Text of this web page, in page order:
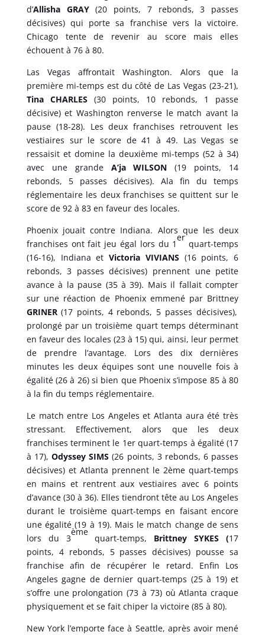
d’Allisha GRAY(20 points, 7 rebonds, 3 passes
décisives) qui porte sa franchise vers la victoire.
Chicago tente de revenir au score mais elles
échouent à 76 à 80.
Las Vegas affrontait Washington. Alors que la
première mi-temps est du côté de Las Vegas (23-21),
Tina CHARLES(30 points, 10 rebonds, 1 passe
décisive) et Washington renverse le match avant la
pause (18-28). Les deux franchises retrouvent les
vestiaires sur le score de 41 à 49. Las Vegas se
ressaisit et domine la deuxième mi-temps (52 à 34)
avec une grande A’ja WILSON(19 points, 14
rebonds, 5 passes décisives). Ala fin du temps
réglementaire les deux franchises se quittent sur le
score de 92 à 83 en faveur des locales.
Phoenix jouait contre Indiana. Alors que les deux
franchises ont fait jeu égal lors du 1
er
quart-temps
(16-16), Indiana etVictoria VIVIANS (16 points, 6
rebonds, 3 passes décisives) prennent une petite
avance à la pause (35 à 39). Mais il fallait compter
sur une réaction de Phoenix emmené par Brittney
GRINER(17 points, 4 rebonds, 5 passes décisives),
prolongé par un troisième quart temps déterminant
en faveur des locales (23 à 15) qui, ainsi, leur permet
de prendre l’avantage. Lors des dix dernières
minutes les deux équipes sont une nouvelle fois à
égalité (26 à 26) si bien que Phoenix s’impose 85 à 80
à la fin du temps réglementaire.
Le match entre Los Angeles et Atlanta aura été très
stressant. Effectivement, alors que les deux
franchises terminent le 1er quart-temps à égalité (17
à 17),Odyssey SIMS(26 points, 3 rebonds, 6 passes
décisives) et Atlanta prennent le 2ème quart-temps
en mains et rentrent aux vestiaires avec 6 points
d’avance (30 à 36). Elles tiendront tête au Los Angeles
durant le troisième quart-temps en faisant encore
une égalité (19 à 19). Mais le match change de sens
lors du 3
ème
quart-temps, Brittney SYKES (17
points, 4 rebonds, 5 passes décisives) pousse sa
franchise afin de récupérer le retard. Enfin Los
Angeles gagne de dernier quart-temps (25 à 19) et
s’offre une prolongation (73 à 73) où Atlanta craque
physiquement et se fait chiper la victoire (85 à 80).
New York l’emporte face à Seattle, après avoir mené